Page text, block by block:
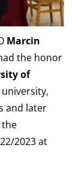
Marcin
the honor
of
and later
the
2023 at